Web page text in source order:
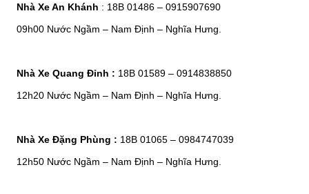
Nhà Xe An Khánh : 18B 01486 – 0915907690
09h00 Nước Ngầm – Nam Định – Nghĩa Hưng.
Nhà Xe Quang Đỉnh : 18B 01589 – 0914838850
12h20 Nước Ngầm – Nam Định – Nghĩa Hưng.
Nhà Xe Đặng Phùng : 18B 01065 – 0984747039
12h50 Nước Ngầm – Nam Định – Nghĩa Hưng.